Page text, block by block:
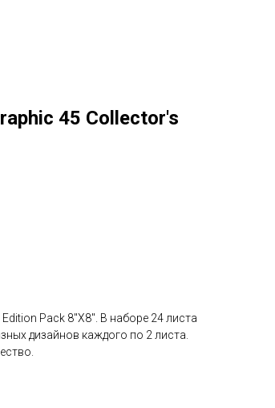
45 Collector's
Pack 8"X8". В наборе 24 листа
дизайнов каждого по 2 листа.